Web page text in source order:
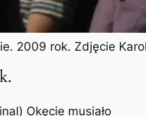
2009 rok. Zdjęcie
Okęcie musiało